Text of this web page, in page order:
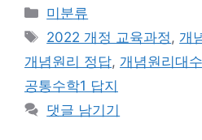
카
테
리
미분류
태
그
2022 개정 교육과정 , 개
개념원리 정답, 개념원리대
공통수학1 답지
댓글 남기기